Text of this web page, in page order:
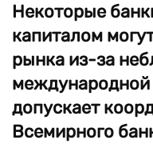
Некоторые
капиталом
рынка из-за
допускает
Всемирного